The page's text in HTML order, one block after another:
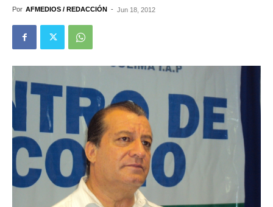
Por AFMEDIOS / REDACCIÓN - Jun 18, 2012